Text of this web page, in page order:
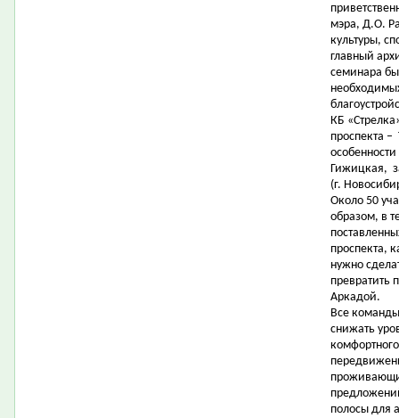
мэра, Д.О.
культуры,
главный
семинара
КБ
проспекта –
Гижицкая,
(г.
Около 50
образом, в
проспекта,
нужно
превратить
Аркадой.
Все
снижать
полосы для